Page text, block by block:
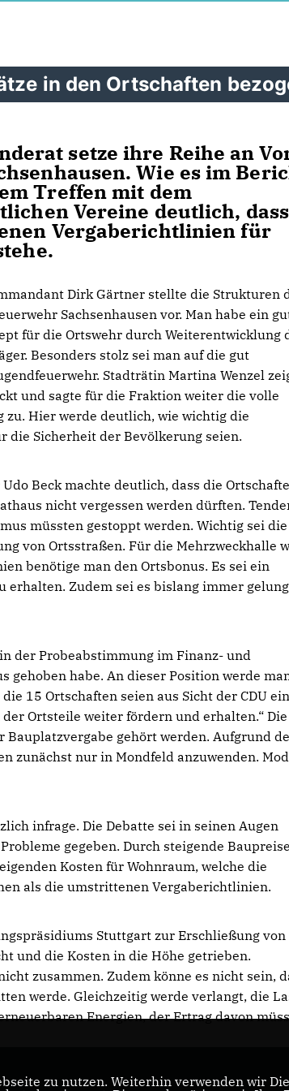
in den Ortschaften
setze ihre Reihe an
Wie es im
Treffen mit dem
Vereine deutlich, dass
Vergaberichtlinien für
Dirk Gärtner stellte die Strukturen
Sachsenhausen vor. Man habe ein
für die Ortswehr durch Weiterentwicklung
Besonders stolz sei man auf die gut
Stadträtin Martina Wenzel
und sagte für die Fraktion weiter die volle
zu. Hier werde deutlich, wie wichtig die
die Sicherheit der Bevölkerung seien.
Beck machte deutlich, dass die
nicht vergessen werden dürften.
müssten gestoppt werden. Wichtig sei die
von Ortsstraßen. Für die Mehrzweckhalle
benötige man den Ortsbonus. Es sei ein
erhalten. Zudem sei es bislang immer
der Probeabstimmung im Finanz- und
gehoben habe. An dieser Position werde
15 Ortschaften seien aus Sicht der CDU ein
Ortsteile weiter fördern und erhalten.“ Die
Bauplatzvergabe gehört werden. Aufgrund
zunächst nur in Mondfeld anzuwenden.
infrage. Die Debatte sei in seinen Augen
gegeben. Durch steigende
Kosten für Wohnraum, welche die
als die umstrittenen Vergaberichtlinien.
Stuttgart zur Erschließung von
und die Kosten in die Höhe getrieben.
zusammen. Zudem könne es nicht sein,
werde. Gleichzeitig werde verlangt, die
Energien, der Ertrag davon
zu nutzen. Weiterhin verwenden wir